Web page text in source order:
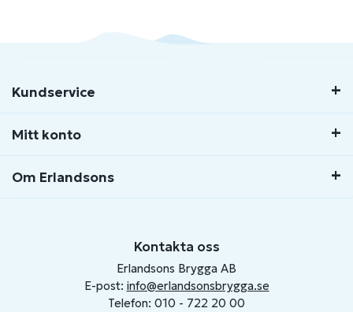
Kundservice
Mitt konto
Om Erlandsons
Kontakta oss
Erlandsons Brygga AB
E-post: info@erlandsonsbrygga.se
Telefon: 010 - 722 20 00